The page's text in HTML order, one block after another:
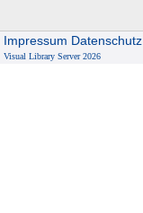
Impressum Datenschutz
Visual Library Server 2026